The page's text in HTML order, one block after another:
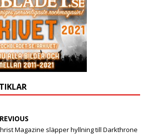
Magazine släpper hyllning till Darkthrone